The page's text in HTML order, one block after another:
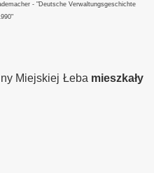
- "Deutsche Verwaltungsgeschichte
Miejskiej Łeba mieszkały